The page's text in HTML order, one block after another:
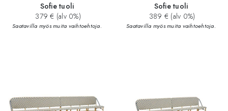
Sofie tuoli
379 € (alv 0%)
Saatavilla myös muita vaihtoehtoja.
Sofie tuoli
389 € (alv 0%)
Saatavilla myös muita vaihtoehtoja.